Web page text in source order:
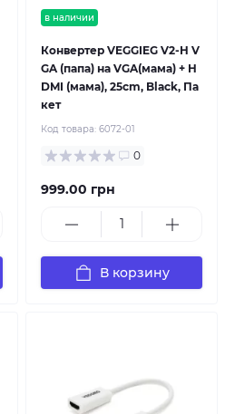
в наличии
Конвертер VEGGIEG V2-H V
GA (папа) на VGA(мама) + H
DMI (мама), 25cm, Black, Па
кет
Код товара: 6072-01
0
999.00 грн
В корзину